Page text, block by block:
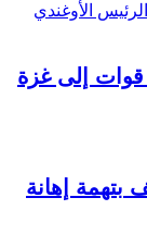
قوات إلى غزة
بتهمة إهانة